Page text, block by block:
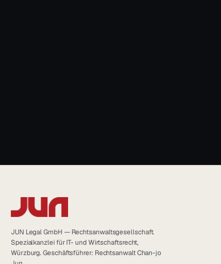
JUN Legal GmbH — Rechtsanwaltsgesellschaft.
Spezialkanzlei für IT- und Wirtschaftsrecht,
Würzburg. Geschäftsführer: Rechtsanwalt Chan-jo